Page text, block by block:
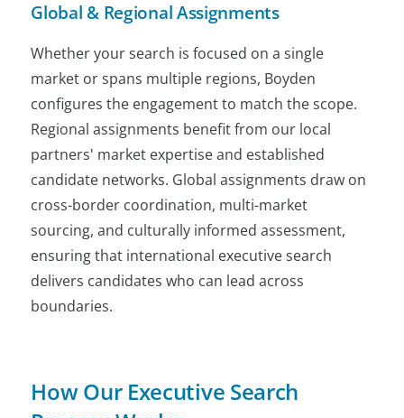
Global & Regional Assignments
Whether your search is focused on a single
market or spans multiple regions, Boyden
configures the engagement to match the scope.
Regional assignments benefit from our local
partners' market expertise and established
candidate networks. Global assignments draw on
cross-border coordination, multi-market
sourcing, and culturally informed assessment,
ensuring that international executive search
delivers candidates who can lead across
boundaries.
How Our Executive Search